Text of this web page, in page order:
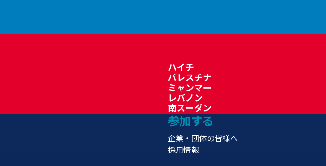
ハイチ
パレスチナ
ミャンマー
レバノン
南スーダン
参加する
企業・団体の皆様へ
採用情報